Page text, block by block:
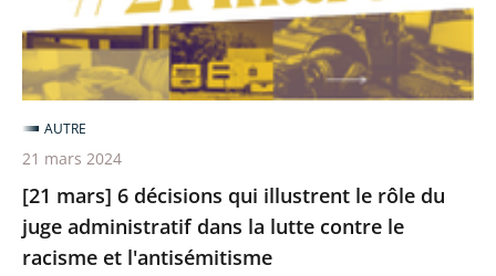
illustrent
le
rôle
du
juge
administratif
dans
la
lutte
[21 mars] 6 décisions qui illustrent le rôle du
juge administratif dans la lutte contre le
racisme et l'antisémitisme
AUTRE
21 mars 2024